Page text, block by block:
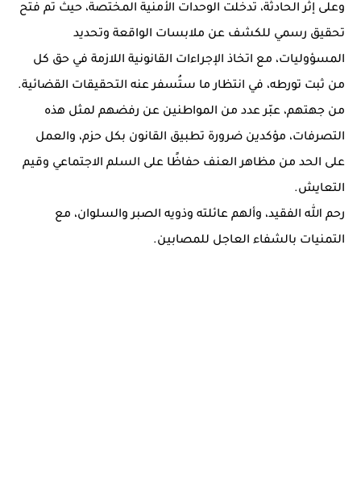
وعلى إثر الحادثة، تدخلت الوحدات الأمنية المختصة، حيث تم فتح
تحقيق رسمي للكشف عن ملابسات الواقعة وتحديد
المسؤوليات، مع اتخاذ الإجراءات القانونية اللازمة في حق كل
من ثبت تورطه، في انتظار ما ستُسفر عنه التحقيقات القضائية.
من جهتهم، عبّر عدد من المواطنين عن رفضهم لمثل هذه
التصرفات، مؤكدين ضرورة تطبيق القانون بكل حزم، والعمل
على الحد من مظاهر العنف حفاظًا على السلم الاجتماعي وقيم
التعايش.
رحم الله الفقيد، وألهم عائلته وذويه الصبر والسلوان، مع
التمنيات بالشفاء العاجل للمصابين.